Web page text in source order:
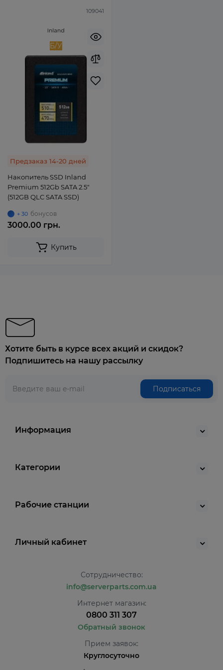
109041
Б/У
Предзаказ 14-20 дней
Накопитель SSD Inland
Premium 512Gb SATA 2.5"
(512GB QLC SATA SSD)
+ 30 бонусов
3000.00 грн.
Купить
Хотите быть в курсе всех акций и скидок?
Подпишитесь на нашу рассылку
Подписаться
Информация
Категории
Рабочие станции
Личный кабинет
Сотрудничество:
info@serverparts.com.ua
Интернет магазин:
0800 311 307
Обратный звонок
Прием заявок:
Круглосуточно